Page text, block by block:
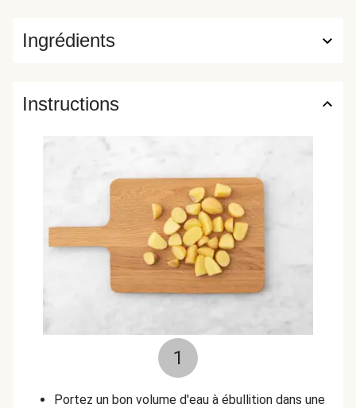
Ingrédients
Instructions
1
Portez un bon volume d'eau à ébullition dans une